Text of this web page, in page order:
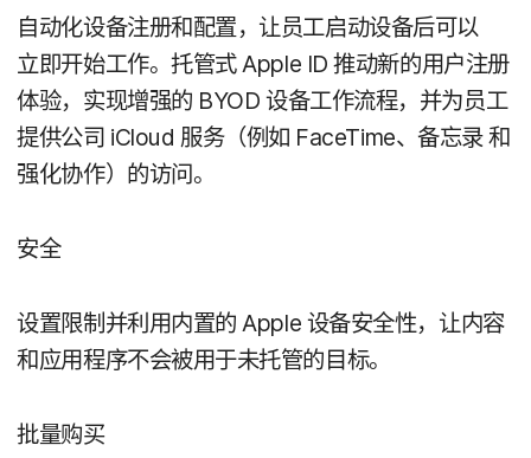
自动化​设备​注册​和​配置，​让​员工​启动​设备​后​可以​
立即​开始​工作。​托管式Apple ID推动​新​的​用户​注​册​
体验，​实现​增强​的 BYOD设备​工作​流程，​并​为​员工​
提供​公司 iCloud 服务​（例如 FaceTime、​备忘​录和
强化​协作）​的​访问。
安全
设置​限制​并​利用​内置​的 Apple 设备​安全性，​让​内容​
和​应用​程序​不​会​被​用于​未​托管​的​目标。
批量​购买